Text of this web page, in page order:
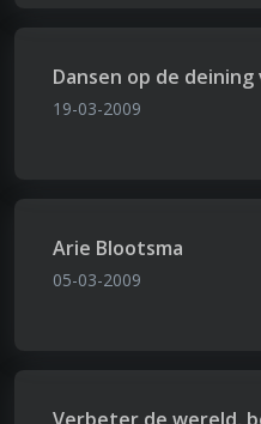
Dansen op de deining
19-03-2009
Arie Blootsma
05-03-2009